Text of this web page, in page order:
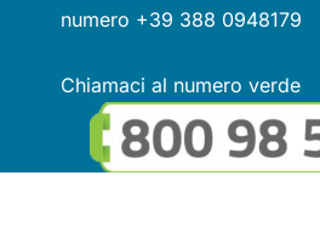
numero +39 388 0948179
Chiamaci al numero verde